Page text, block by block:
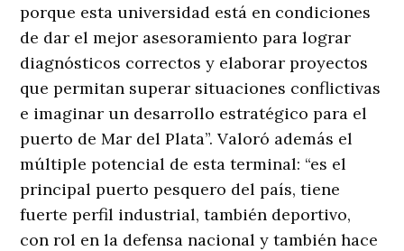
porque esta universidad está en condiciones
de dar el mejor asesoramiento para lograr
diagnósticos correctos y elaborar proyectos
que permitan superar situaciones conflictivas
e imaginar un desarrollo estratégico para el
puerto de Mar del Plata”. Valoró además el
múltiple potencial de esta terminal: “es el
principal puerto pesquero del país, tiene
fuerte perfil industrial, también deportivo,
con rol en la defensa nacional y también hace